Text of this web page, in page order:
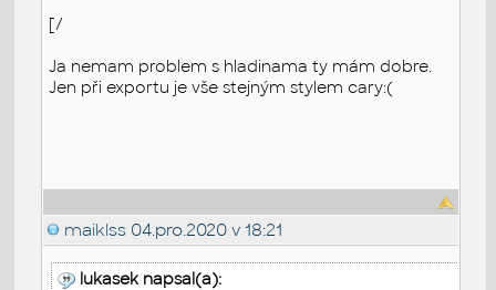
[/
Ja nemam problem s hladinama ty mám dobre.
Jen při exportu je vše stejným stylem cary:(
maiklss 04.pro.2020 v 18:21
lukasek napsal(a):